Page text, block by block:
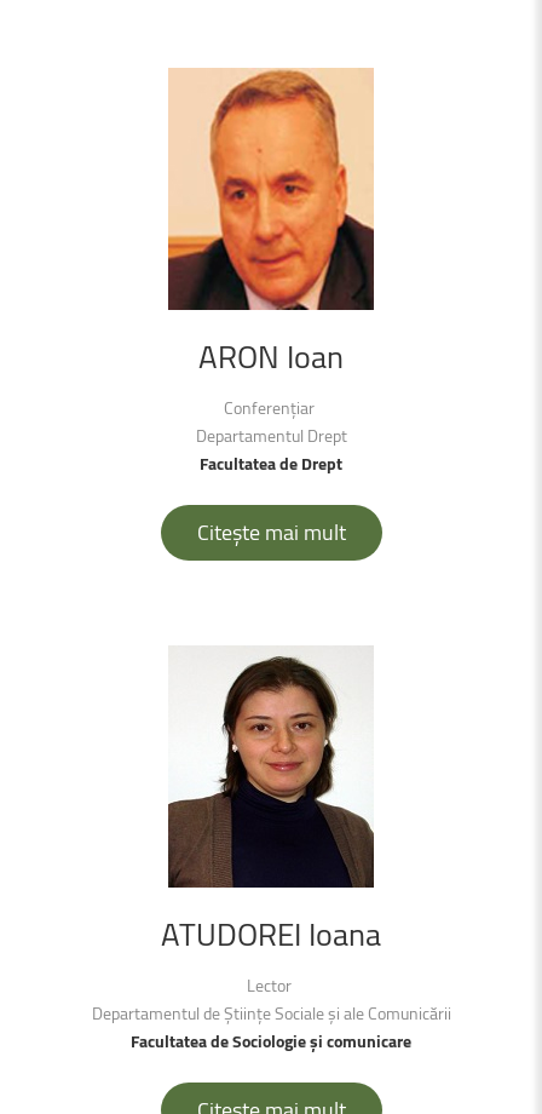
ARON Ioan
Conferențiar
Departamentul Drept
Facultatea de Drept
Citește mai mult
ATUDOREI Ioana
Lector
Departamentul de Științe Sociale și ale Comunicării
Facultatea de Sociologie și comunicare